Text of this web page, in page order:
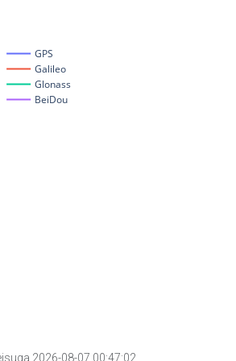
2026-08-07 00:47:02